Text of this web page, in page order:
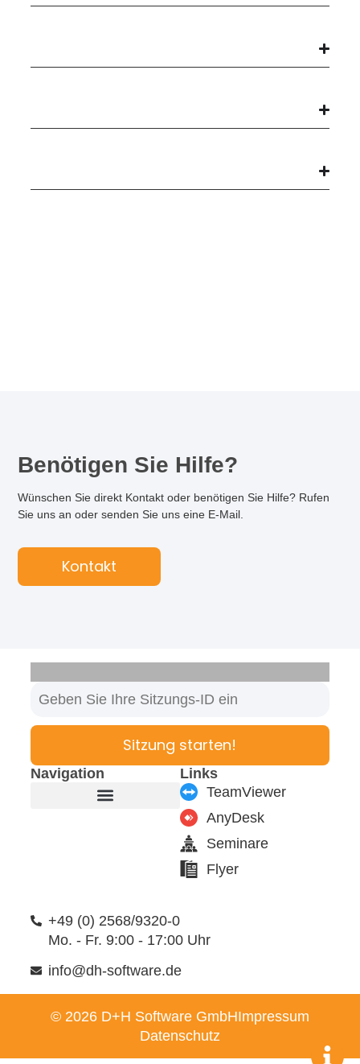
Benötigen Sie Hilfe?
Wünschen Sie direkt Kontakt oder benötigen Sie Hilfe? Rufen
Sie uns an oder senden Sie uns eine E-Mail.
Kontakt
+49 (0) 2568/9320-0
Mo. - Fr. 9:00 - 17:00 Uhr
info@dh-software.de
Navigation
Links
TeamViewer
AnyDesk
Seminare
Flyer
Sitzung starten!
© 2026 D+H Software GmbHImpressum
Datenschutz